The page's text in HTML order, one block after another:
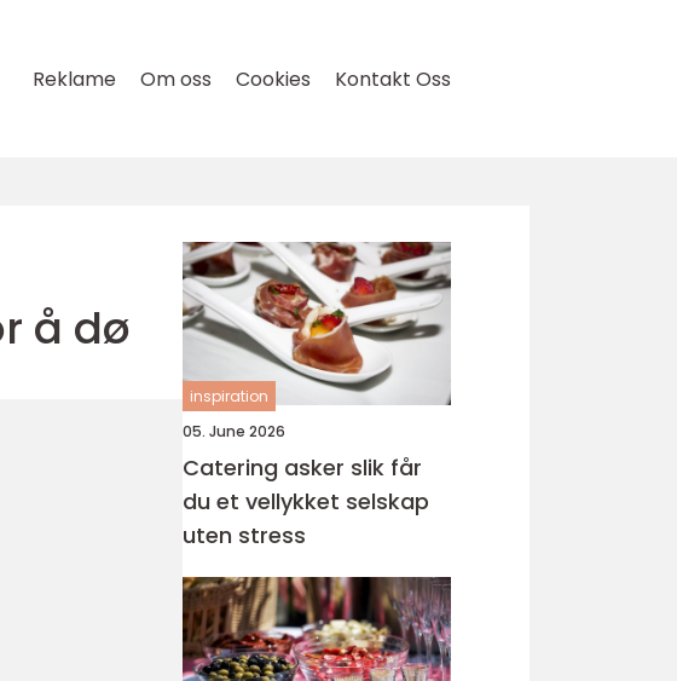
Reklame Om oss Cookies Kontakt Oss
å dø
inspiration
05. June 2026
Catering asker slik får
du et vellykket selskap
uten stress